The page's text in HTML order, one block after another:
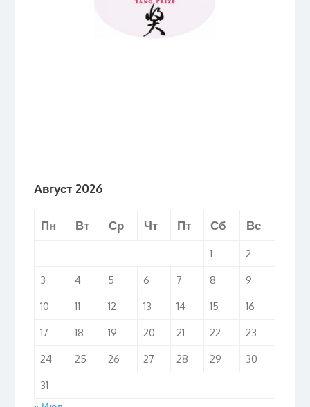
Август 2026
Пн Вт Ср Чт Пт Сб Вс
1
2
3
4 5 6 7 8
9
10
11 12 13 14 15
16
17
18 19 20 21 22
23
24
25 26 27 28 29
30
31